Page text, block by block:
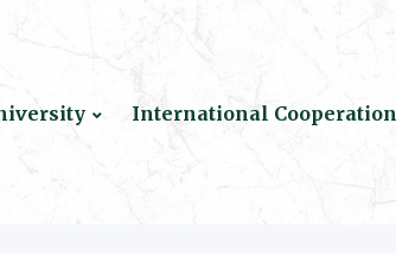
International Cooperation